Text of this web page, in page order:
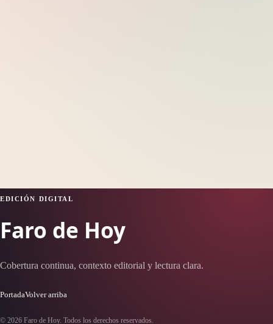
EDICIÓN DIGITAL
Faro de Hoy
Cobertura continua, contexto editorial y lectura clara.
PortadaVolver arriba
© 2026 Faro de Hoy. Todos los derechos reservados.